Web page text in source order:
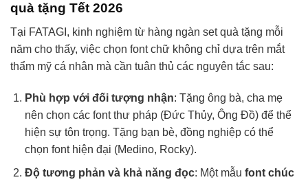
quà tặng Tết 2026
Tại FATAGI, kinh nghiệm từ hàng ngàn set quà tặng mỗi
năm cho thấy, việc chọn font chữ không chỉ dựa trên mắt
thẩm mỹ cá nhân mà cần tuân thủ các nguyên tắc sau:
Phù hợp với đối tượng nhận: Tặng ông bà, cha mẹ
nên chọn các font thư pháp (Đức Thủy, Ông Đồ) để thể
hiện sự tôn trọng. Tặng bạn bè, đồng nghiệp có thể
chọn font hiện đại (Medino, Rocky).
Độ tương phản và khả năng đọc: Một mẫu font chúc